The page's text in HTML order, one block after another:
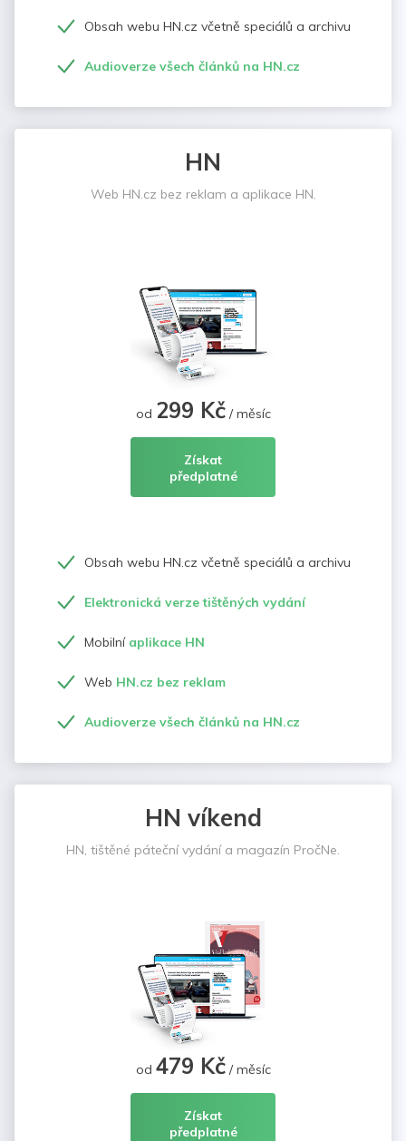
Obsah webu HN.cz včetně speciálů a archivu
Audioverze všech článků na HN.cz
HN
Web HN.cz bez reklam a aplikace HN.
od 299 Kč/ měsíc
Získat
předplatné
Obsah webu HN.cz včetně speciálů a archivu
Elektronická verze tištěných vydání
Mobilní aplikace HN
Web HN.cz bez reklam
Audioverze všech článků na HN.cz
HN víkend
HN, tištěné páteční vydání a magazín PročNe.
od 479 Kč/ měsíc
Získat
předplatné